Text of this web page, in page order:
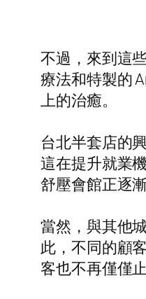
不過，來到這
療法和特製的
上的治癒。
台北半套店的
這在提升就業
舒壓會館正逐
當然，與其他
此，不同的顧
客也不再僅僅